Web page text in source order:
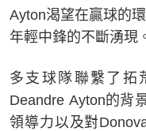
Ayton渴望在贏球的
年輕中鋒的不斷湧現
多支球隊聯繫了拓
Deandre Ayton的背
領導力以及對